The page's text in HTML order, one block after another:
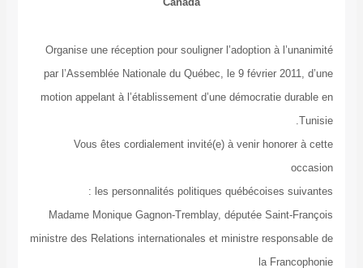
Organise une réception pour souligner l’adoption à
par l’Assemblée Nationale du Québec, le 9 février
motion appelant à l’établissement d’une
Vous êtes cordialement invité(e) à venir
les personnalités politiques
Madame Monique Gagnon-Tremblay, députée
ministre des Relations internationales et ministre